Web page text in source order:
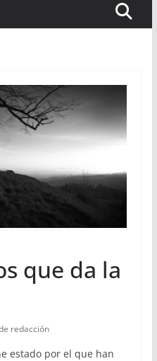
que da la
redacción
estado por el que han